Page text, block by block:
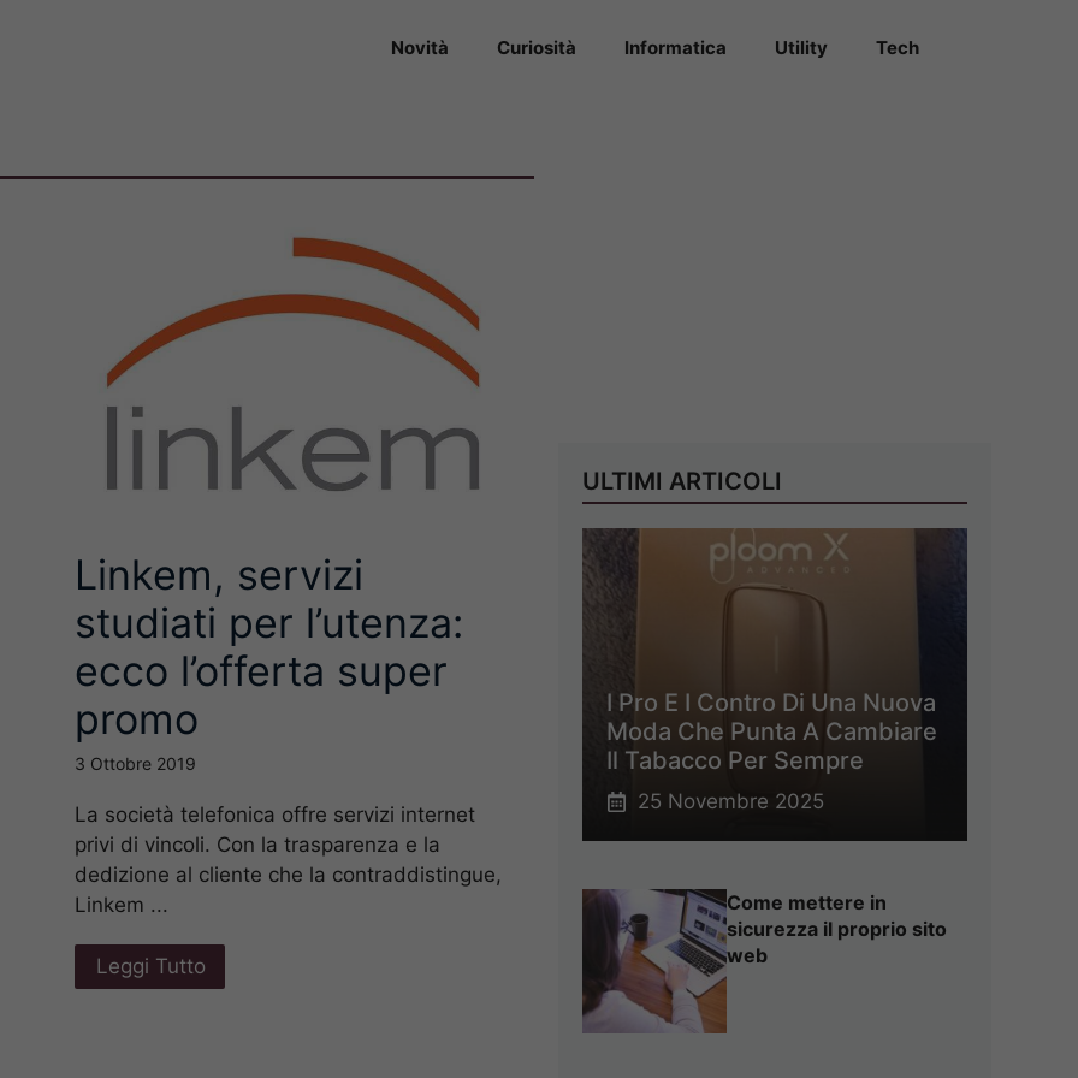
Novità Curiosità Informatica Utility Tech
Linkem, servizi
studiati per l’utenza:
ecco l’offerta super
promo
3 Ottobre 2019
La società telefonica offre servizi internet
privi di vincoli. Con la trasparenza e la
dedizione al cliente che la contraddistingue,
Linkem ...
Leggi Tutto
ULTIMI ARTICOLI
I Pro E I Contro Di Una Nuova
Moda Che Punta A Cambiare
Il Tabacco Per Sempre
25 Novembre 2025
Come mettere in
sicurezza il proprio sito
web